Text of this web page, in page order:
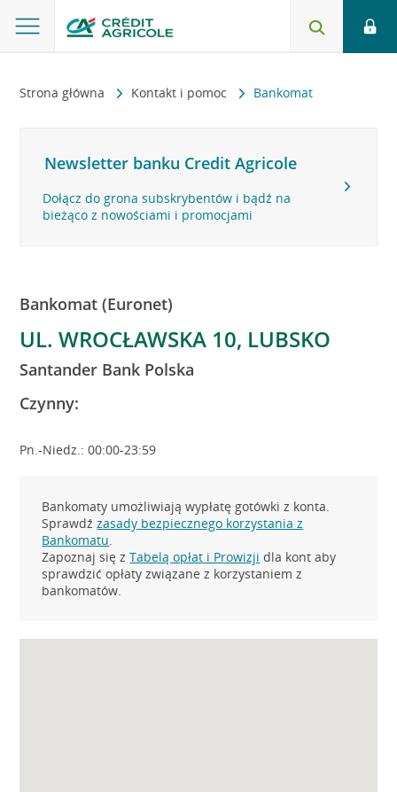
Strona główna Kontakt i pomoc Bankomat
Newsletter banku Credit Agricole
Dołącz do grona subskrybentów i bądź na
bieżąco z nowościami i promocjami
Bankomat (Euronet)
UL. WROCŁAWSKA 10, LUBSKO
Santander Bank Polska
Czynny:
Pn.-Niedz.: 00:00-23:59
Bankomaty umożliwiają wypłatę gotówki z konta.
Sprawdźzasady bezpiecznego korzystania z
Bankomatu.
Zapoznaj się zTabelą opłat i Prowizji dla kont aby
sprawdzić opłaty związane z korzystaniem z
bankomatów.